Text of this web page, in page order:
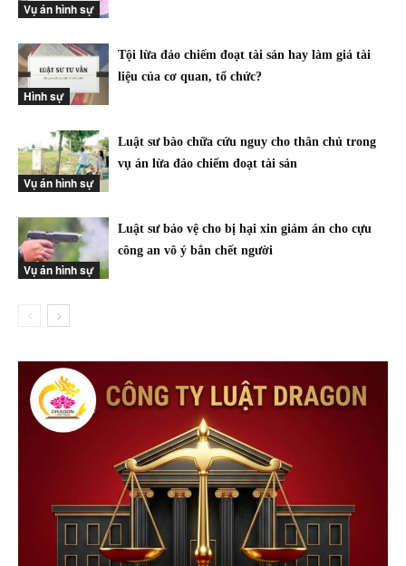
Vụ án hình sự
Hình sự
Tội lừa đảo chiếm đoạt tài sản hay làm giả tài
liệu của cơ quan, tổ chức?
Vụ án hình sự
Luật sư bào chữa cứu nguy cho thân chủ trong
vụ án lừa đảo chiếm đoạt tài sản
Vụ án hình sự
Luật sư bảo vệ cho bị hại xin giảm án cho cựu
công an vô ý bắn chết người